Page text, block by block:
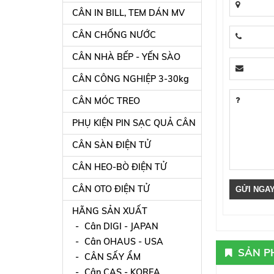
CÂN IN BILL, TEM DÁN MV
CÂN CHỐNG NƯỚC
CÂN NHÀ BẾP - YẾN SÀO
CÂN CÔNG NGHIỆP 3-30kg
CÂN MÓC TREO
PHỤ KIỆN PIN SẠC QUẢ CÂN
CÂN SÀN ĐIỆN TỬ
CÂN HEO-BÒ ĐIỆN TỬ
CÂN OTO ĐIỆN TỬ
HÃNG SẢN XUẤT
Cân DIGI - JAPAN
Cân OHAUS - USA
CÂN SẤY ẨM
SẢN